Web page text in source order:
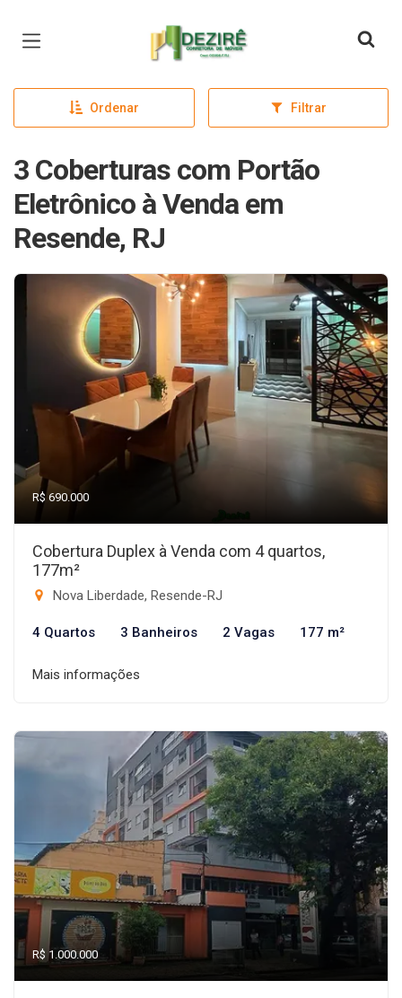
Página inicial
Ordenar Filtrar
3 Coberturas com Portão
Eletrônico à Venda em
Resende, RJ
R$ 690.000
Cobertura Duplex à Venda com 4 quartos,
177m²
Nova Liberdade, Resende-RJ
4 Quartos 3 Banheiros 2 Vagas 177 m²
Mais informações
R$ 1.000.000